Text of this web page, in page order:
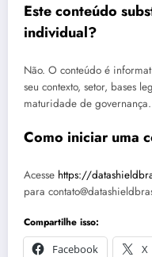
Este conteúdo
individual?
Não. O conteúdo é
seu contexto, setor, bases
maturidade de governança.
Como iniciar uma
Acesse https://
para
Compartilhe isso:
Facebook
X